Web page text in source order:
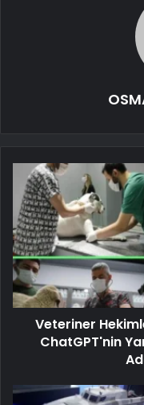
Veteriner
ChatGPT'nin